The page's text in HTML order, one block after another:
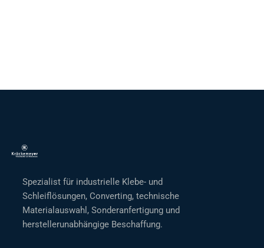
Spezialist für industrielle Klebe- und
Schleiflösungen, Converting, technische
Materialauswahl, Sonderanfertigung und
herstellerunabhängige Beschaffung.